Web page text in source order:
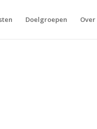
Doelgroepen Over